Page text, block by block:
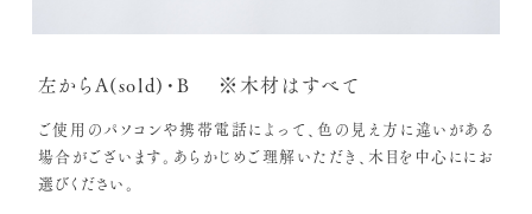
左からA(sold)・B ※木材はすべて
ご使用のパソコンや携帯電話によって、色の見え方に違いがある
場合がございます。あらかじめご理解いただき、木目を中心ににお
選びください。